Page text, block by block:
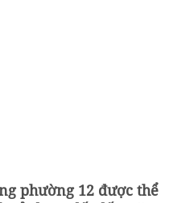
phường 12 được thể